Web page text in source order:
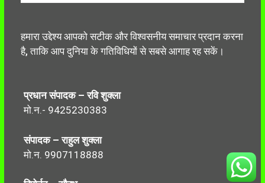
हमारा उद्देश्य आपको सटीक और विश्वसनीय समाचार प्रदान करना
है, ताकि आप दुनिया के गतिविधियों से सबसे आगाह रह सकें।
प्रधान संपादक – रवि शुक्ला
मो.न.- 9425230383
संपादक – राहुल शुक्ला
मो.न. 9907118888